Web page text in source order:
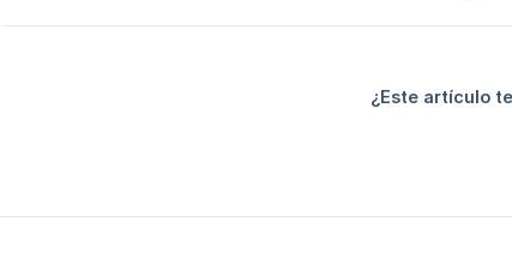
¿Este artículo